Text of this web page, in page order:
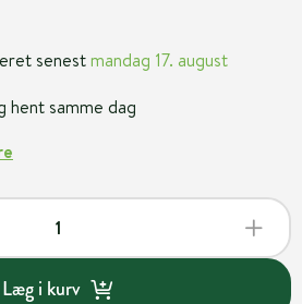
senestmandag 17. august
hent samme dag
Læg i kurv